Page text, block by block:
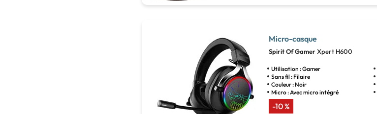
Micro-casque
Spirit Of GamerXpert H600
Utilisation : Gamer
Sans fil : Filaire
Couleur : Noir
Micro : Avec micro intégré
-10 %